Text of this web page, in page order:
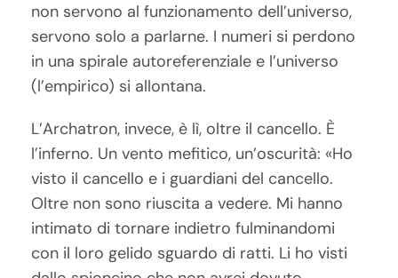
non servono al funzionamento dell’universo,
servono solo a parlarne. I numeri si perdono
in una spirale autoreferenziale e l’universo
(l’empirico) si allontana.
L’Archatron, invece, è lì, oltre il cancello. È
l’inferno. Un vento mefitico, un’oscurità: «Ho
visto il cancello e i guardiani del cancello.
Oltre non sono riuscita a vedere. Mi hanno
intimato di tornare indietro fulminandomi
con il loro gelido sguardo di ratti. Li ho visti